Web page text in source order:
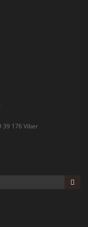
39 176 Viber